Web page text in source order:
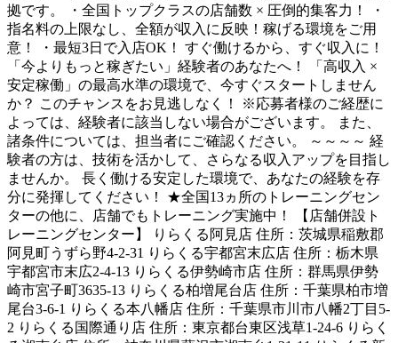
拠です。 ・全国トップクラスの店舗数 × 圧倒的集客力！ ・
指名料の上限なし、全額が収入に反映！稼げる環境をご用
意！ ・最短3日で入店OK！ すぐ働けるから、すぐ収入に！
「今よりもっと稼ぎたい」経験者のあなたへ！ 「高収入 ×
安定稼働」の最高水準の環境で、今すぐスタートしません
か？ このチャンスをお見逃しなく！ ※応募者様のご経歴に
よっては、経験者に該当しない場合がございます。 また、
諸条件については、担当者にご確認ください。 ～～～～ 経
験者の方は、技術を活かして、さらなる収入アップを目指し
ませんか。 長く働ける安定した環境で、あなたの経験を存
分に発揮してください！ ★全国13ヵ所のトレーニングセン
ターの他に、店舗でもトレーニング実施中！ 【店舗併設ト
レーニングセンター】 りらくる阿見店 住所：茨城県稲敷郡
阿見町うずら野4-2-31 りらくる宇都宮末広店 住所：栃木県
宇都宮市末広2-4-13 りらくる伊勢崎市店 住所：群馬県伊勢
崎市宮子町3635-13 りらくる柏増尾台店 住所：千葉県柏市増
尾台3-6-1 りらくる本八幡店 住所：千葉県市川市八幡2丁目5-
2 りらくる国際通り店 住所：東京都台東区浅草1-24-6 りらく